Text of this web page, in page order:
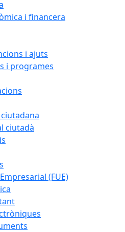
i financera
i ajuts
i programes
ciutadà
(FUE)